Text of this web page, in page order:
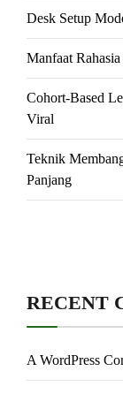
Desk Setup
Manfaat
Cohort-Based
Viral
Teknik
Panjang
RECENT
A WordPress